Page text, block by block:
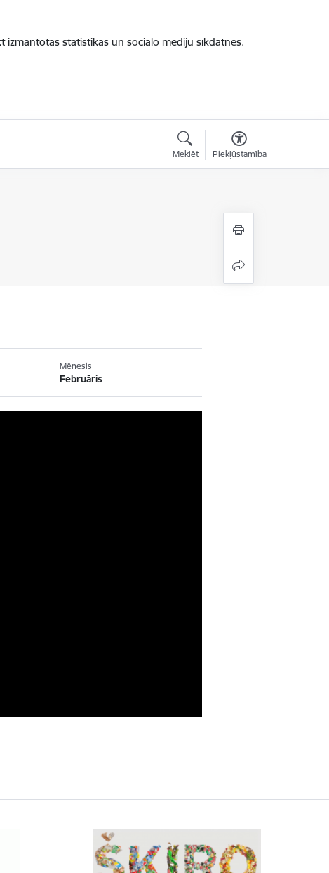
izmantotas statistikas un sociālo mediju sīkdatnes.
Meklēt Piekļūstamība
Mēnesis
Februāris